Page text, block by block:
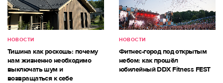
НОВОСТИ
Тишина как роскошь: почему
нам жизненно необходимо
выключать шум и
возвращаться к себе
НОВОСТИ
Фитнес-город под открытым
небом: как прошёл
юбилейный DDX Fitness FEST